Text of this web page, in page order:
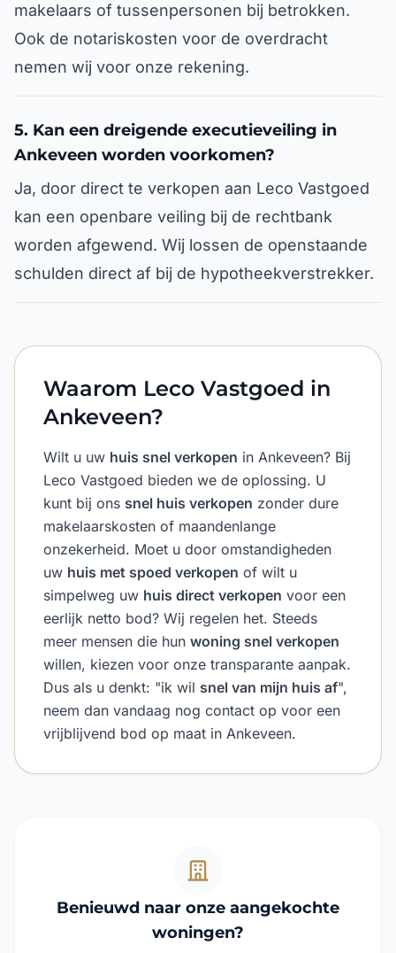
makelaars of tussenpersonen bij betrokken.
Ook de notariskosten voor de overdracht
nemen wij voor onze rekening.
5. Kan een dreigende executieveiling in
Ankeveen worden voorkomen?
Ja, door direct te verkopen aan Leco Vastgoed
kan een openbare veiling bij de rechtbank
worden afgewend. Wij lossen de openstaande
schulden direct af bij de hypotheekverstrekker.
Waarom Leco Vastgoed in
Ankeveen?
Wilt u uw huis snel verkopen in Ankeveen? Bij
Leco Vastgoed bieden we de oplossing. U
kunt bij ons snel huis verkopen zonder dure
makelaarskosten of maandenlange
onzekerheid. Moet u door omstandigheden
uw huis met spoed verkopen of wilt u
simpelweg uw huis direct verkopen voor een
eerlijk netto bod? Wij regelen het. Steeds
meer mensen die hun woning snel verkopen
willen, kiezen voor onze transparante aanpak.
Dus als u denkt: "ik wil snel van mijn huis af",
neem dan vandaag nog contact op voor een
vrijblijvend bod op maat in Ankeveen.
Benieuwd naar onze aangekochte
woningen?